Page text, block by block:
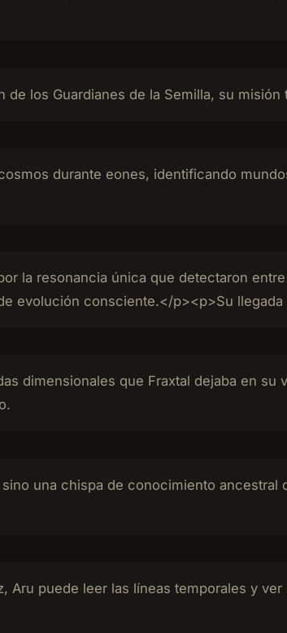
de los Guardianes de la Semilla, su
durante eones, identificando
la resonancia única que detectaron
evolución consciente.</p><p>Su
dimensionales que Fraxtal dejaba en
una chispa de conocimiento
Aru puede leer las líneas temporales y